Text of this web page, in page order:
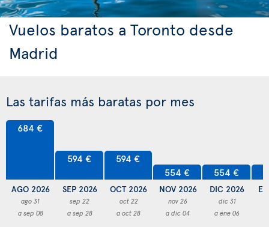
Vuelos baratos a Toronto desde
Madrid
Las tarifas más baratas por mes
684 €
AGO 2026
ago 31
a sep 08
594 €
SEP 2026
sep 22
a sep 28
594 €
OCT 2026
oct 22
a oct 28
554 €
NOV 2026
nov 26
a dic 04
554 €
DIC 2026
dic 31
a ene 06